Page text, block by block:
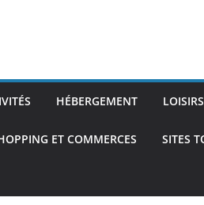
HÉBERGEMENT
ET COMMERCES SITES